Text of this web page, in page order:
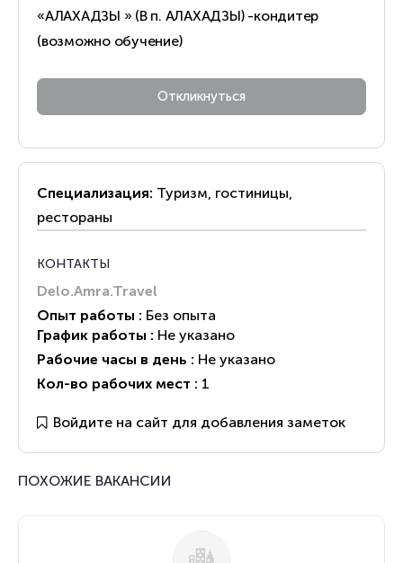
«АЛАХАДЗЫ » (В п. АЛАХАДЗЫ) -кондитер
(возможно обучение)
Специализация: Туризм, гостиницы,
рестораны
КОНТАКТЫ
Delo.Amra.Travel
Опыт работы : Без опыта
График работы : Не указано
Рабочие часы в день : Не указано
Кол-во рабочих мест : 1
Войдите на сайт для добавления заметок
ПОХОЖИЕ ВАКАНСИИ